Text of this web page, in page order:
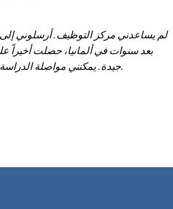
لم يساعدني مركز التوظيف. أرسلوني
بعد سنوات في ألمانيا، حصلت أخيراً
جيدة. يمكنني مواصلة الدراسة من أوكرانيا.